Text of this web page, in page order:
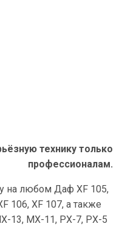
технику только
профессионалам.
на любом Даф XF 105,
106, XF 107, а также
13, MX-11, PX-7, PX-5